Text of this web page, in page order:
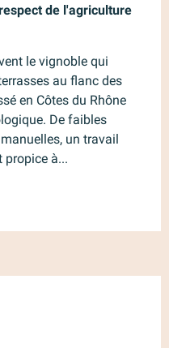
de l'agriculture
le vignoble qui
au flanc des
en Côtes du Rhône
De faibles
un travail
propice à...